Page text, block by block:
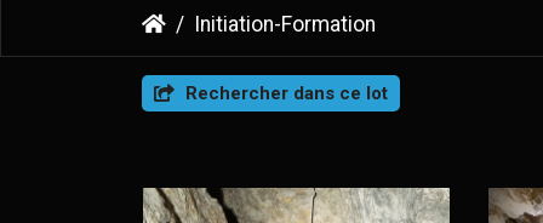
Initiation-Formation
Rechercher dans ce lot